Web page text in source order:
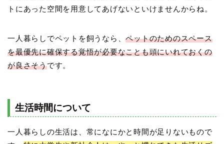
トにあった空間を用意してあげないといけませんからね。
一人暮らしでペットを飼うなら、ペットのためのスペース
を最優先に確保する覚悟が必要なことも頭にいれておくの
が良さそうです。
生活時間について
一人暮らしの生活は、常になにかと時間が足りないもので